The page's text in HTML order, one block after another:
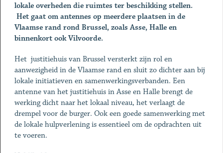
lokale overheden die ruimtes ter beschikking stellen.
Het gaat om antennes op meerdere plaatsen in de
Vlaamse rand rond Brussel, zoals Asse, Halle en
binnenkort ook Vilvoorde.
Het justitiehuis van Brussel versterkt zijn rol en
aanwezigheid in de Vlaamse rand en sluit zo dichter aan bij
lokale initiatieven en samenwerkingsverbanden. Een
antenne van het justitiehuis in Asse en Halle brengt de
werking dicht naar het lokaal niveau, het verlaagt de
drempel voor de burger. Ook een goede samenwerking met
de lokale hulpverlening is essentieel om de opdrachten uit
te voeren.